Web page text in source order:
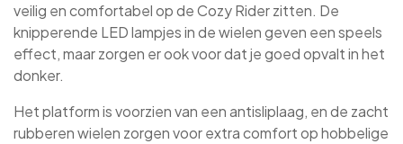
veilig en comfortabel op de Cozy Rider zitten. De
knipperende LED lampjes in de wielen geven een speels
effect, maar zorgen er ook voor dat je goed opvalt in het
donker.
Het platform is voorzien van een antisliplaag, en de zacht
rubberen wielen zorgen voor extra comfort op hobbelige